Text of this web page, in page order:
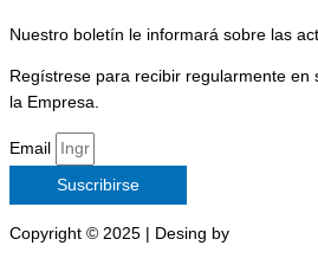
Nuestro boletín le informará sobre las
Regístrese para recibir regularmente en
la Empresa.
Email
Suscribirse
Copyright © 2025 | Desing by